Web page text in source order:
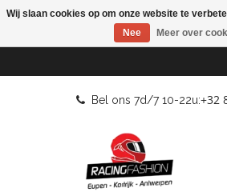
Bel ons 7d/7 10-22u:+32
Wij slaan cookies op om onze website te
Nee
Meer over